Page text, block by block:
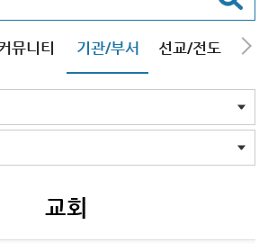
뮤니티 기관/부서 선교/전도 질
교회